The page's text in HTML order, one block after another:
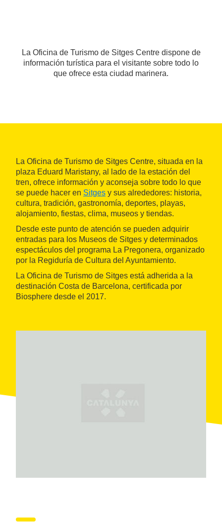
La Oficina de Turismo de Sitges Centre dispone de
información turística para el visitante sobre todo lo
que ofrece esta ciudad marinera.
La Oficina de Turismo de Sitges Centre, situada en la
plaza Eduard Maristany, al lado de la estación del
tren, ofrece información y aconseja sobre todo lo que
se puede hacer en Sitges y sus alrededores: historia,
cultura, tradición, gastronomía, deportes, playas,
alojamiento, fiestas, clima, museos y tiendas.
Desde este punto de atención se pueden adquirir
entradas para los Museos de Sitges y determinados
espectáculos del programa La Pregonera, organizado
por la Regiduría de Cultura del Ayuntamiento.
La Oficina de Turismo de Sitges está adherida a la
destinación Costa de Barcelona, certificada por
Biosphere desde el 2017.